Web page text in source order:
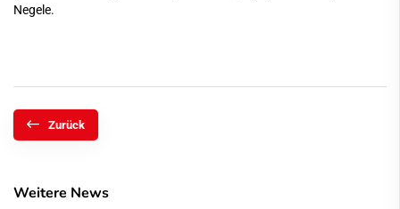
Negele.
Zurück
Weitere News